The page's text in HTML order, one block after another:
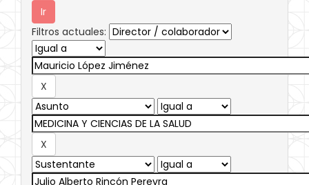
Filtros actuales: